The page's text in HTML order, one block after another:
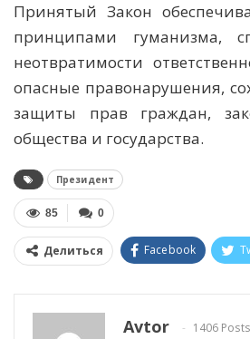
Принятый Закон
принципами гуманизма,
неотвратимости
опасные правонарушения,
защиты прав граждан,
общества и государства.
Президент
0
85
Делиться Facebook
Avtor 1406 Posts